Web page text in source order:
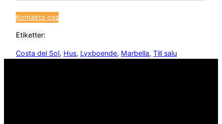
Kontakta oss
Etiketter:
Costa del Sol, Hus, Lyxboende, Marbella, Till salu